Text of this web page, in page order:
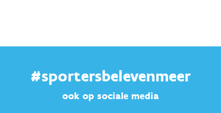
#sportersbelevenmeer
ook op sociale media